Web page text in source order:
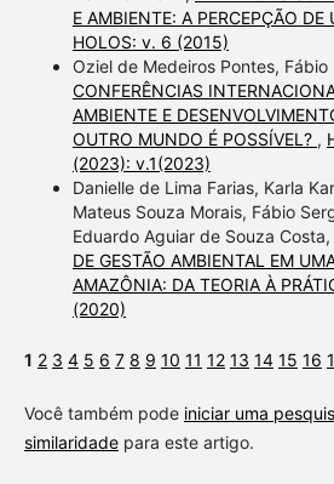
E AMBIENTE: A PERCEPÇÃO
HOLOS: v. 6 (2015)
Oziel de Medeiros Pontes, Fábio
CONFERÊNCIAS
AMBIENTE E
OUTRO MUNDO É POSSÍVEL? ,
(2023): v.1(2023)
Danielle de Lima Farias, Karla
Mateus Souza Morais, Fábio
Eduardo Aguiar de Souza Costa,
DE GESTÃO AMBIENTAL EM
AMAZÔNIA: DA TEORIA À
(2020)
1 2 3 4 5 6 7 8 9 10 11 12 13 14 15 16
Você também pode iniciar uma
similaridadepara este artigo.